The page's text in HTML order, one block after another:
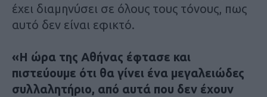
έχει διαμηνύσει σε όλους τους τόνους, πως
αυτό δεν είναι εφικτό.
«Η ώρα της Αθήνας έφτασε και
πιστεύουμε ότι θα γίνει ένα μεγαλειώδες
συλλαλητήριο, από αυτά που δεν έχουν